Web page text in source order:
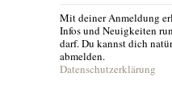
Mit deiner Anmeldung
Infos und Neuigkeiten
darf. Du kannst dich
abmelden.
Datenschutzerklärung